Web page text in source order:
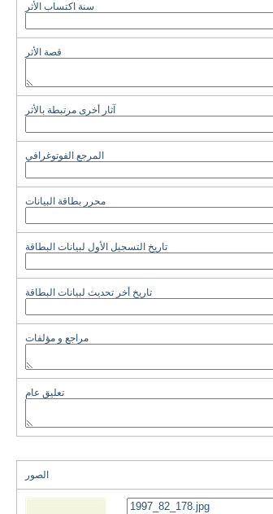
سنة اكتساب الأثر
قصة الأثر
آثار أخرى مرتبطة بالأثر
المرجع الفوتوغرافي
محرر بطاقة البيانات
تاريخ التسجيل الأول لبيانات البطاقة
تاريخ أخر تحديث لبيانات البطاقة
مراجع و مؤلفات
تعليق عام
الصور